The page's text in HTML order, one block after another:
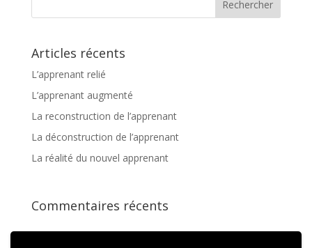
Articles récents
L’apprenant relié
L’apprenant augmenté
La reconstruction de l’apprenant
La déconstruction de l’apprenant
La réalité du nouvel apprenant
Commentaires récents